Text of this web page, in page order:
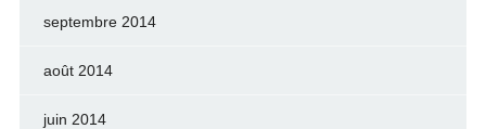
septembre 2014
août 2014
juin 2014